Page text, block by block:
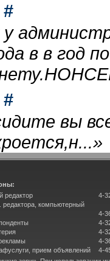
#
в в год
#
вы
»
редактор
редактора, компьютерный
прием объявлений
4-
4-
4-
4-
4-
4-